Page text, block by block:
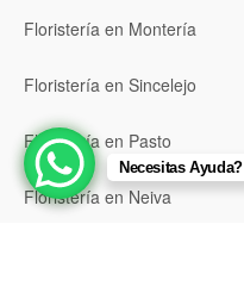
Floristería en Montería
Floristería en Sincelejo
Floristería en Pasto
Floristería en Neiva
Necesitas Ayuda?